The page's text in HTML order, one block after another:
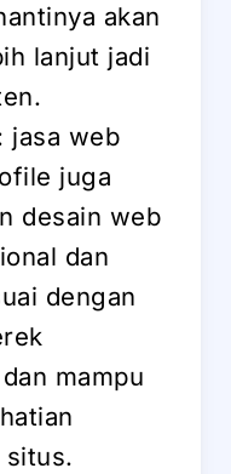
akan
lanjut jadi
jasa web
juga
desain web
dan
dengan
mampu
situs.